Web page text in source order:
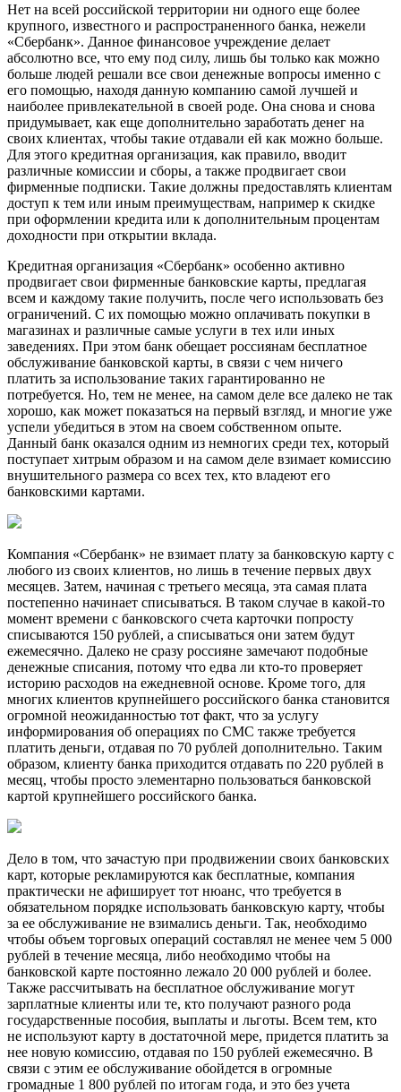
Нет на всей российской территории ни одного еще более
крупного, известного и распространенного банка, нежели
«Сбербанк». Данное финансовое учреждение делает
абсолютно все, что ему под силу, лишь бы только как можно
больше людей решали все свои денежные вопросы именно с
его помощью, находя данную компанию самой лучшей и
наиболее привлекательной в своей роде. Она снова и снова
придумывает, как еще дополнительно заработать денег на
своих клиентах, чтобы такие отдавали ей как можно больше.
Для этого кредитная организация, как правило, вводит
различные комиссии и сборы, а также продвигает свои
фирменные подписки. Такие должны предоставлять клиентам
доступ к тем или иным преимуществам, например к скидке
при оформлении кредита или к дополнительным процентам
доходности при открытии вклада.
Кредитная организация «Сбербанк» особенно активно
продвигает свои фирменные банковские карты, предлагая
всем и каждому такие получить, после чего использовать без
ограничений. С их помощью можно оплачивать покупки в
магазинах и различные самые услуги в тех или иных
заведениях. При этом банк обещает россиянам бесплатное
обслуживание банковской карты, в связи с чем ничего
платить за использование таких гарантированно не
потребуется. Но, тем не менее, на самом деле все далеко не так
хорошо, как может показаться на первый взгляд, и многие уже
успели убедиться в этом на своем собственном опыте.
Данный банк оказался одним из немногих среди тех, который
поступает хитрым образом и на самом деле взимает комиссию
внушительного размера со всех тех, кто владеют его
банковскими картами.
Компания «Сбербанк» не взимает плату за банковскую карту с
любого из своих клиентов, но лишь в течение первых двух
месяцев. Затем, начиная с третьего месяца, эта самая плата
постепенно начинает списываться. В таком случае в какой-то
момент времени с банковского счета карточки попросту
списываются 150 рублей, а списываться они затем будут
ежемесячно. Далеко не сразу россияне замечают подобные
денежные списания, потому что едва ли кто-то проверяет
историю расходов на ежедневной основе. Кроме того, для
многих клиентов крупнейшего российского банка становится
огромной неожиданностью тот факт, что за услугу
информирования об операциях по СМС также требуется
платить деньги, отдавая по 70 рублей дополнительно. Таким
образом, клиенту банка приходится отдавать по 220 рублей в
месяц, чтобы просто элементарно пользоваться банковской
картой крупнейшего российского банка.
Дело в том, что зачастую при продвижении своих банковских
карт, которые рекламируются как бесплатные, компания
практически не афиширует тот нюанс, что требуется в
обязательном порядке использовать банковскую карту, чтобы
за ее обслуживание не взимались деньги. Так, необходимо
чтобы объем торговых операций составлял не менее чем 5 000
рублей в течение месяца, либо необходимо чтобы на
банковской карте постоянно лежало 20 000 рублей и более.
Также рассчитывать на бесплатное обслуживание могут
зарплатные клиенты или те, кто получают разного рода
государственные пособия, выплаты и льготы. Всем тем, кто
не используют карту в достаточной мере, придется платить за
нее новую комиссию, отдавая по 150 рублей ежемесячно. В
связи с этим ее обслуживание обойдется в огромные
громадные 1 800 рублей по итогам года, и это без учета